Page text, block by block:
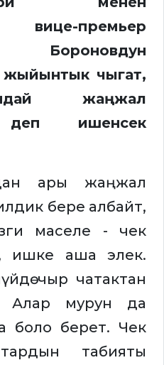
вице-премьер
жыйынтык чыгат,
жаңжал
деп ишенсек
ары жаңжал
бере албайт,
маселе - чек
ишке аша элек.
чыр чатактан
Алар мурун да
боло берет. Чек
табияты